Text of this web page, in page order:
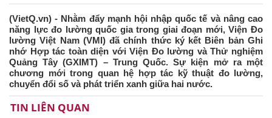
(VietQ.vn) - Nhằm đẩy mạnh hội nhập quốc tế và nâng cao
năng lực đo lường quốc gia trong giai đoạn mới, Viện Đo
lường Việt Nam (VMI) đã chính thức ký kết Biên bản Ghi
nhớ Hợp tác toàn diện với Viện Đo lường và Thử nghiệm
Quảng Tây (GXIMT) – Trung Quốc. Sự kiện mở ra một
chương mới trong quan hệ hợp tác kỹ thuật đo lường,
chuyển đổi số và phát triển xanh giữa hai nước.
TIN LIÊN QUAN